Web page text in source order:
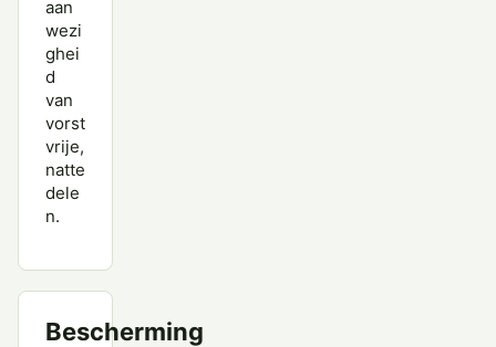
aan
wezi
ghei
d
van
vorst
vrije,
natte
dele
n.
Bescherming